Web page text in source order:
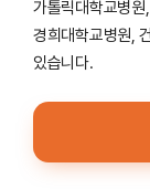
가톨릭대학교병원
경희대학교병원,
있습니다.